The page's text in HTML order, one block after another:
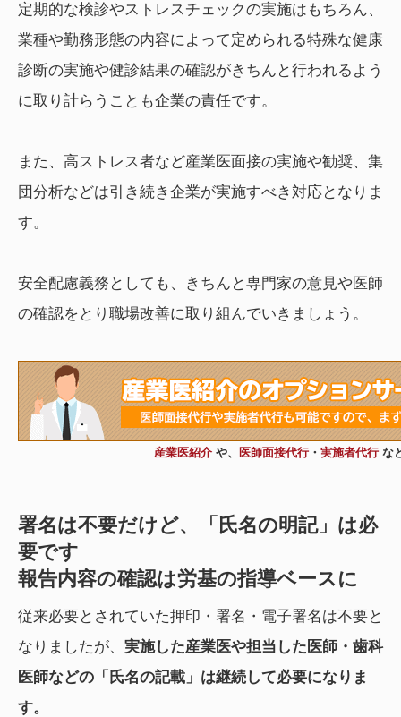
定期的な検診やストレスチェックの実施はもちろん、
業種や勤務形態の内容によって定められる特殊な健康
診断の実施や健診結果の確認がきちんと行われるよう
に取り計らうことも企業の責任です。
また、高ストレス者など産業医面接の実施や勧奨、集
団分析などは引き続き企業が実施すべき対応となりま
す。
安全配慮義務としても、きちんと専門家の意見や医師
の確認をとり職場改善に取り組んでいきましょう。
産業医紹介 や、 医師面接代行 ・ 実施者代行 な
署名は不要だけど、「氏名の明記」は必
要です
報告内容の確認は労基の指導ベースに
従来必要とされていた押印・署名・電子署名は不要と
なりましたが、 実施した産業医や担当した医師・歯科
医師などの「氏名の記載」は継続して必要になりま
す。